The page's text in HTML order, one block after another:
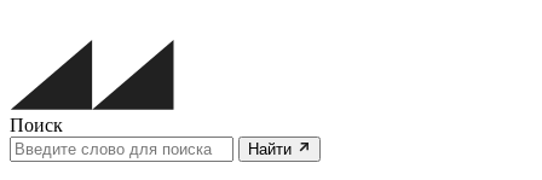
Поиск
Найти